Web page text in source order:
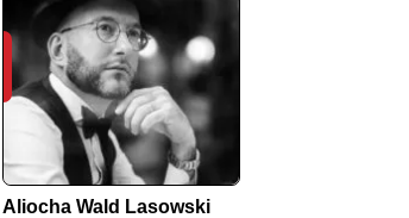
Aliocha Wald Lasowski